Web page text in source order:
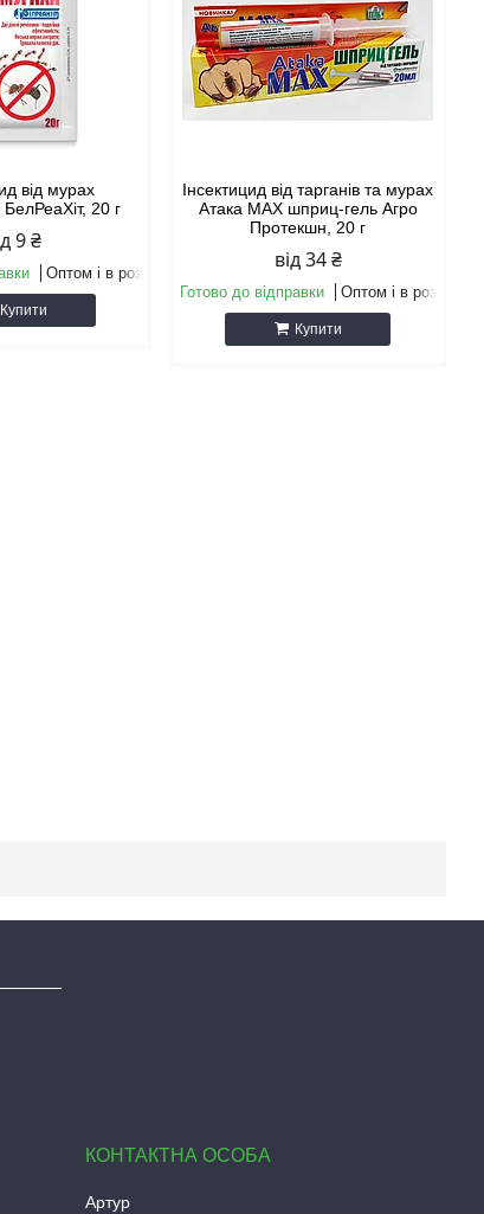
від мурах
20 г
9 ₴
Оптом і в роздріб
Купити
Інсектицид від тарганів та мурах
Атака MAX шприц-гель Агро
Протекшн, 20 г
від 34 ₴
Готово до відправки Оптом і в роздріб
Купити
Артур